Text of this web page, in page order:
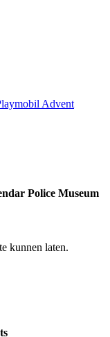
Advent
Police Museum
kunnen laten.